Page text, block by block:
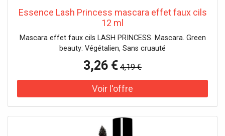
Essence Lash Princess mascara effet faux cils
12 ml
Mascara effet faux cils LASH PRINCESS. Mascara. Green
beauty: Végétalien, Sans cruauté
3,26 € 4,19 €